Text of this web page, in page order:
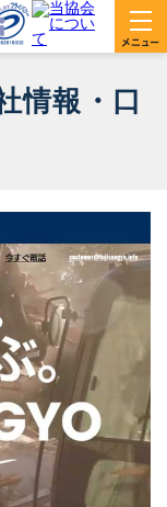
情報・口